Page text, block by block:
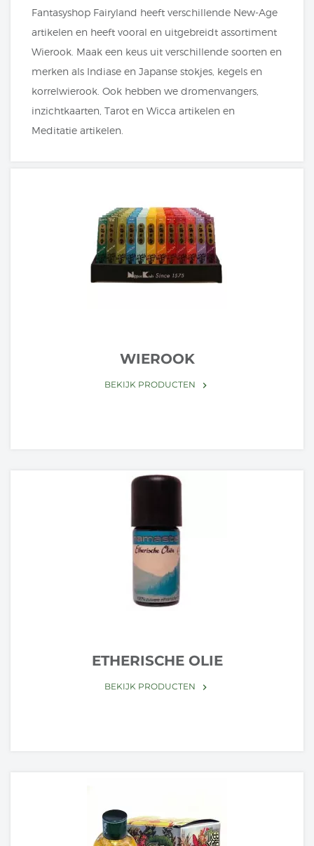
Fantasyshop Fairyland heeft verschillende New-Age
artikelen en heeft vooral en uitgebreidt assortiment
Wierook. Maak een keus uit verschillende soorten en
merken als Indiase en Japanse stokjes, kegels en
korrelwierook. Ook hebben we dromenvangers,
inzichtkaarten, Tarot en Wicca artikelen en
Meditatie artikelen.
WIEROOK
BEKIJK PRODUCTEN keyboard_arrow_right
ETHERISCHE OLIE
BEKIJK PRODUCTEN keyboard_arrow_right